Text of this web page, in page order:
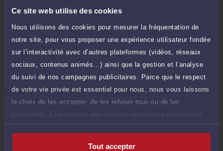
Ce site web utilise des cookies
Nous utilisons des cookies pour mesurer la fréquentation de
notre site, pour vous proposer une expérience utilisateur fondée
sur l’interactivité avec d’autres plateformes (vidéos, réseaux
sociaux, contenus animés…) ainsi que la gestion et l’analyse
du suivi de nos campagnes publicitaires. Parce que le respect
de votre vie privée est essentiel pour nous, nous vous laissons
le choix de les accepter, de les refuser tous ou de les
paramétrer, à l’exception des cookies techniques strictement
nécessaires au fonctionnement du site.
Tout accepter
Droit de la famille, des personnes et de leur patrimoine
Langues